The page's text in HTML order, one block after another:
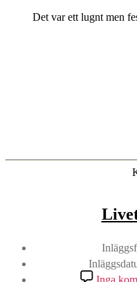
Det var ett lugnt men
Inga